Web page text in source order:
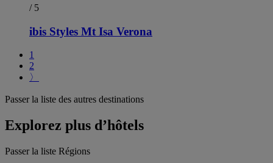
/ 5
ibis Styles Mt Isa Verona
1
2
〉
Passer la liste des autres destinations
Explorez plus d’hôtels
Passer la liste Régions